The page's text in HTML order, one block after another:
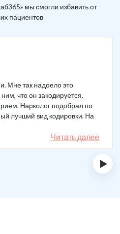
мы смогли избавить от
пациентов
Мне так надоело это
что он закодируется.
Нарколог подобрал по
лучший вид кодировки. На
уже как два года мужа к
Читать далее
›